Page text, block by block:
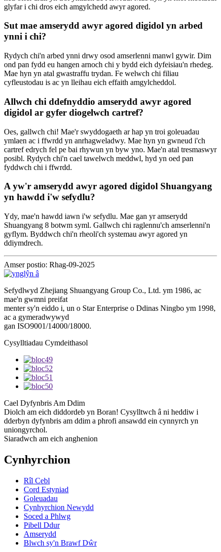
glyfar i chi dros eich amgylchedd awyr agored.
Sut mae amserydd awyr agored digidol yn arbed
ynni i chi?
Rydych chi'n arbed ynni drwy osod amserlenni manwl gywir. Dim
ond pan fydd eu hangen arnoch chi y bydd eich dyfeisiau'n rhedeg.
Mae hyn yn atal gwastraffu trydan. Fe welwch chi filiau
cyfleustodau is ac yn lleihau eich effaith amgylcheddol.
Allwch chi ddefnyddio amserydd awyr agored
digidol ar gyfer diogelwch cartref?
Oes, gallwch chi! Mae'r swyddogaeth ar hap yn troi goleuadau
ymlaen ac i ffwrdd yn anrhagweladwy. Mae hyn yn gwneud i'ch
cartref edrych fel pe bai rhywun yn byw yno. Mae'n atal tresmaswyr
posibl. Rydych chi'n cael tawelwch meddwl, hyd yn oed pan
fyddwch chi i ffwrdd.
A yw'r amserydd awyr agored digidol Shuangyang
yn hawdd i'w sefydlu?
Ydy, mae'n hawdd iawn i'w sefydlu. Mae gan yr amserydd
Shuangyang 8 botwm syml. Gallwch chi raglennu'ch amserlenni'n
gyflym. Byddwch chi'n rheoli'ch systemau awyr agored yn
ddiymdrech.
Amser postio: Rhag-09-2025
Sefydlwyd Zhejiang Shuangyang Group Co., Ltd. ym 1986, ac
mae'n gwmni preifat
menter sy'n eiddo i, un o Star Enterprise o Ddinas Ningbo ym 1998,
ac a gymeradwywyd
gan ISO9001/14000/18000.
Cysylltiadau Cymdeithasol
Cael Dyfynbris Am Ddim
Diolch am eich diddordeb yn Boran! Cysylltwch â ni heddiw i
dderbyn dyfynbris am ddim a phrofi ansawdd ein cynnyrch yn
uniongyrchol.
Siaradwch am eich anghenion
Cynhyrchion
Rîl Cebl
Cord Estyniad
Goleuadau
Cynhyrchion Newydd
Soced a Phlwg
Pibell Ddur
Amserydd
Blwch sy'n Brawf Dŵr